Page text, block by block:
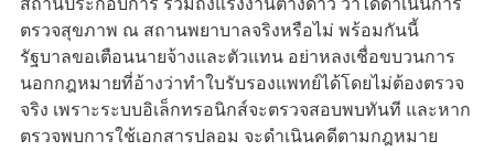
สถานประกอบการ รวมถึงแรงงานต่างด้าว ว่าได้ดำเนินการ
ตรวจสุขภาพ ณ สถานพยาบาลจริงหรือไม่ พร้อมกันนี้
รัฐบาลขอเตือนนายจ้างและตัวแทน อย่าหลงเชื่อขบวนการ
นอกกฎหมายที่อ้างว่าทำใบรับรองแพทย์ได้โดยไม่ต้องตรวจ
จริง เพราะระบบอิเล็กทรอนิกส์จะตรวจสอบพบทันที และหาก
ตรวจพบการใช้เอกสารปลอม จะดำเนินคดีตามกฎหมาย